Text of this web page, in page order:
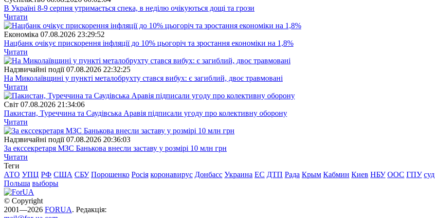
В Україні 8-9 серпня утримається спека, в неділю очікуються дощі та грози
Читати
Економіка 07.08.2026 23:29:52
Нацбанк очікує прискорення інфляції до 10% цьогоріч та зростання економіки на 1,8%
Читати
Надзвичайні події 07.08.2026 22:32:25
На Миколаївщині у пункті металобрухту стався вибух: є загиблий, двоє травмовані
Читати
Свiт 07.08.2026 21:34:06
Пакистан, Туреччина та Саудівська Аравія підписали угоду про колективну оборону
Читати
Надзвичайні події 07.08.2026 20:36:03
За екссекретаря МЗС Банькова внесли заставу у розмірі 10 млн грн
Читати
Теги
АТО УПЦ РФ США СБУ Порошенко Росія коронавирус Донбасс Украина ЕС ДТП Рада Крым Кабмин Киев НБУ ООС ГПУ суд
Польша выборы
© Copyright
2001—2026 FORUA. Редакція: